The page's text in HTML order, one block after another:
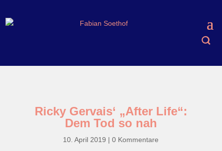
Ricky Gervais‘ „After Life“:
Dem Tod so nah
10. April 2019 |0 Kommentare